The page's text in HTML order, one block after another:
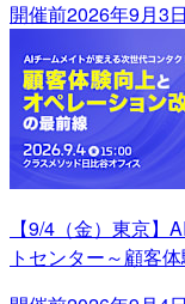
開催前2026年9月3
【9/4（金）東京
トセンター～顧客